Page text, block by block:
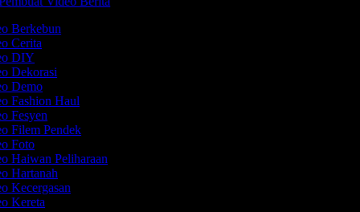
Berkebun
Cerita
DIY
Dekorasi
Demo
Fashion Haul
Fesyen
Filem Pendek
Foto
Haiwan Peliharaan
Hartanah
Kecergasan
Kereta